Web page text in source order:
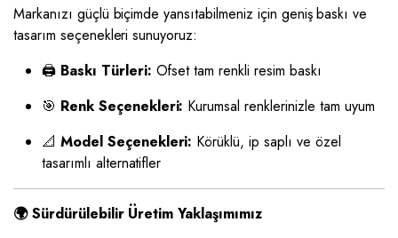
Markanızı güçlü biçimde yansıtabilmeniz için geniş baskı ve
tasarım seçenekleri sunuyoruz:
🖨️ Baskı Türleri: Ofset tam renkli resim baskı
🎯 Renk Seçenekleri: Kurumsal renklerinizle tam uyum
📐 Model Seçenekleri: Körüklü, ip saplı ve özel
tasarımlı alternatifler
🌍 Sürdürülebilir Üretim Yaklaşımımız